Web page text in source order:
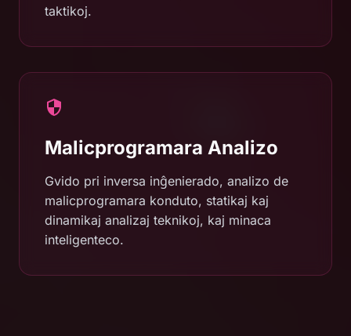
taktikoj.
Malicprogramara Analizo
Gvido pri inversa inĝenierado, analizo de
malicprogramara konduto, statikaj kaj
dinamikaj analizaj teknikoj, kaj minaca
inteligenteco.